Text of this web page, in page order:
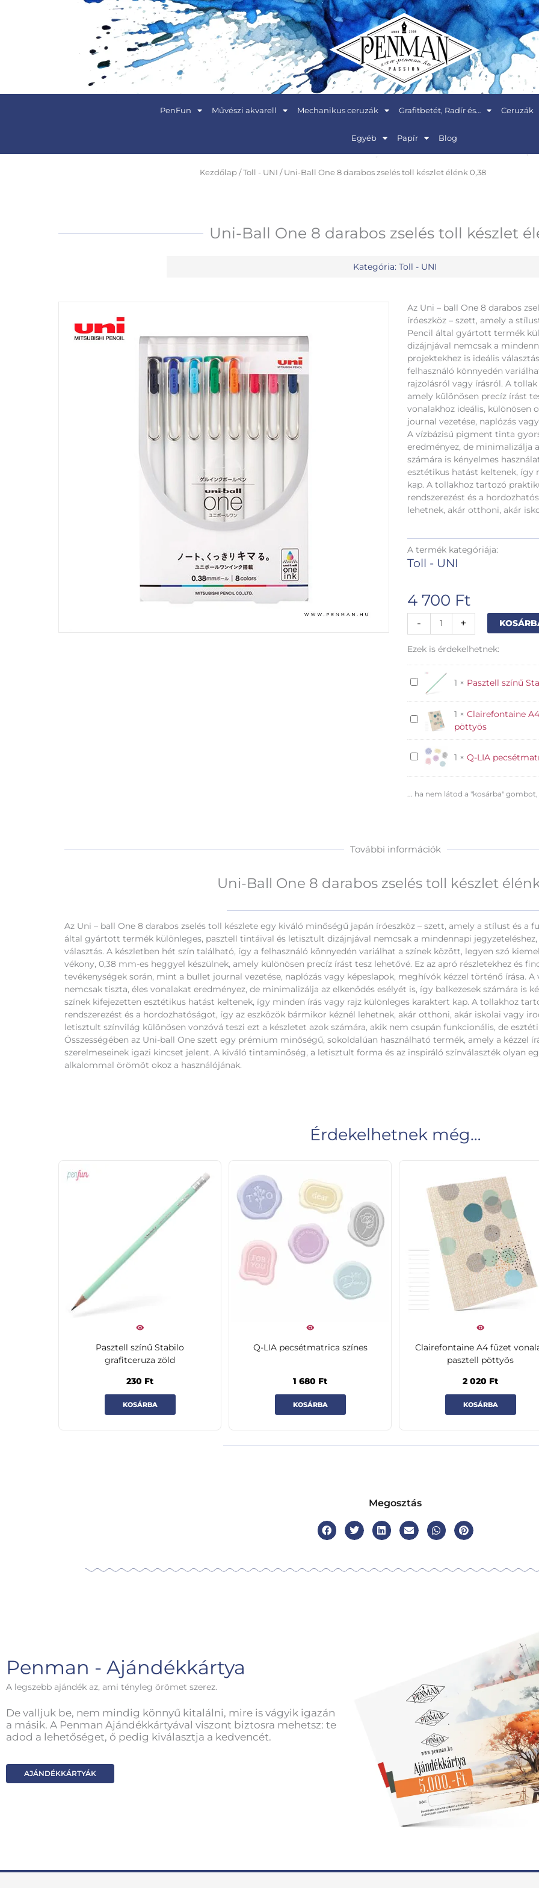
PenFun Művészi akvarell Mechanikus ceruzák Grafitbetét, Radír és… Ceruzák
Egyéb Papír Blog
Kezdőlap /Toll - UNI / Uni-Ball One 8 darabos zselés toll készlet élénk 0,38
Uni-Ball One 8 darabos zselés toll készlet
Kategória:Toll - UNI
Az Uni – ball One 8 darabos
íróeszköz – szett, amely a
Pencil által gyártott termék
dizájnjával nemcsak a
projektekhez is ideális
felhasználó könnyedén
rajzolásról vagy írásról. A
amely különösen precíz írást
vonalakhoz ideális, különösen
journal vezetése, naplózás
A vízbázisú pigment tinta
eredményez, de minimalizálja
számára is kényelmes
esztétikus hatást keltenek, így
kap. A tollakhoz tartozó
rendszerezést és a
lehetnek, akár otthoni, akár
A termék kategóriája:
Toll - UNI
4 700 Ft
-
One
darabos
zselés
élénk
+
Ezek is érdekelhetnek:
Pasztell
színű
Stabilo
grafitceruza
1 × Pasztell színű
Clairefontaine
füzet
vonalas
pasztell
1 × Clairefontaine
pöttyös
Q-
színes
1 × Q-LIA
... ha nem látod a "kosárba"
További információk
Uni-Ball One 8 darabos zselés toll készlet
Az Uni – ball One 8 darabos zselés toll készlete egy kiváló minőségű japán íróeszköz – szett, amely a stílust és
által gyártott termék különleges, pasztell tintáival és letisztult dizájnjával nemcsak a mindennapi
választás. A készletben hét szín található, így a felhasználó könnyedén variálhat a színek között, legyen szó
vékony, 0,38 mm-es heggyel készülnek, amely különösen precíz írást tesz lehetővé. Ez az apró részletekhez és
tevékenységek során, mint a bullet journal vezetése, naplózás vagy képeslapok, meghívók kézzel történő írása.
nemcsak tiszta, éles vonalakat eredményez, de minimalizálja az elkenődés esélyét is, így balkezesek számára is
színek kifejezetten esztétikus hatást keltenek, így minden írás vagy rajz különleges karaktert kap. A tollakhoz
rendszerezést és a hordozhatóságot, így az eszközök bármikor kéznél lehetnek, akár otthoni, akár iskolai vagy
letisztult színvilág különösen vonzóvá teszi ezt a készletet azok számára, akik nem csupán funkcionális, de
Összességében az Uni-ball One szett egy prémium minőségű, sokoldalúan használható termék, amely a kézzel
szerelmeseinek igazi kincset jelent. A kiváló tintaminőség, a letisztult forma és az inspiráló színválaszték olyan
alkalommal örömöt okoz a használójának.
Érdekelhetnek még…
Pasztell színű Stabilo
grafitceruza zöld
230 Ft
KOSÁRBA
Q-LIA pecsétmatrica színes
1 680 Ft
KOSÁRBA
Clairefontaine A4 füzet
pasztell pöttyös
2 020 Ft
KOSÁRBA
Megosztás
Penman - Ajándékkártya
A legszebb ajándék az, ami tényleg örömet szerez.
De valljuk be, nem mindig könnyű kitalálni, mire is vágyik igazán
a másik. A Penman Ajándékkártyával viszont biztosra mehetsz: te
adod a lehetőséget, ő pedig kiválasztja a kedvencét.
AJÁNDÉKKÁRTYÁK